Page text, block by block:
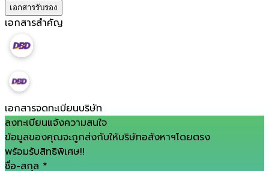
เอกสารรับรอง
เอกสารสำคัญ
เอกสารจดทะเบียนบริษัท
ลงทะเบียนแจ้งความสนใจ
ข้อมูลของคุณจะถูกส่งกับให้บริษัทอสังหาฯโดยตรง
พร้อมรับสิทธิพิเศษ!!
ชื่อ-สกุล *